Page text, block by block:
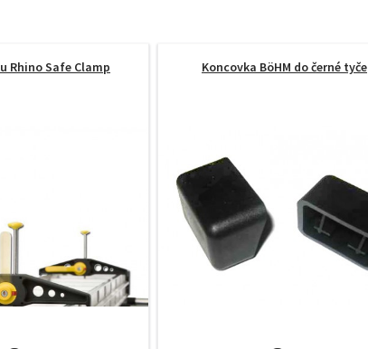
Rhino Safe Clamp Koncovka BöHM do černé tyče